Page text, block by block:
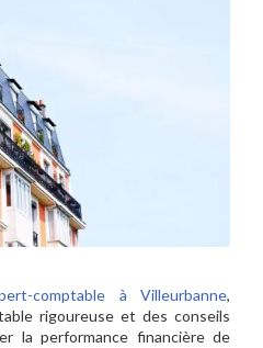
comptable à Villeurbanne,
rigoureuse et des conseils
la performance financière de